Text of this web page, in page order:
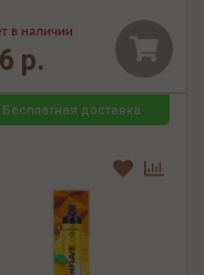
в наличии
р.
Бесплатная доставка